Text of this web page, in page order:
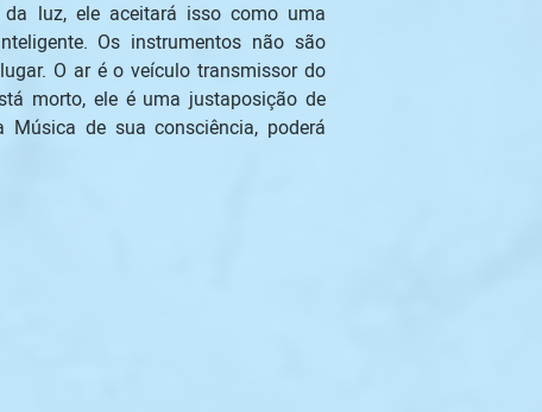
luz, ele aceitará isso como uma
Os instrumentos não são
O ar é o veículo transmissor do
morto, ele é uma justaposição de
de sua consciência, poderá